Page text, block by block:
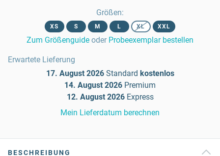
Größen:
XS S M L XL XXL
Zum Größenguide oder Probeexemplar bestellen
Erwartete Lieferung
17. August 2026 Standard kostenlos
14. August 2026 Premium
12. August 2026 Express
Mein Lieferdatum berechnen
BESCHREIBUNG